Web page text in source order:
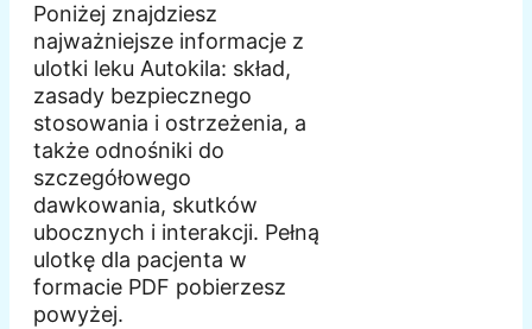
Poniżej znajdziesz
najważniejsze informacje z
ulotki leku Autokila: skład,
zasady bezpiecznego
stosowania i ostrzeżenia, a
także odnośniki do
szczegółowego
dawkowania, skutków
ubocznych i interakcji. Pełną
ulotkę dla pacjenta w
formacie PDF pobierzesz
powyżej.